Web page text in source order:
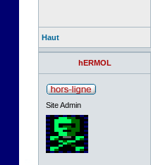
Haut
hERMOL
Site Admin